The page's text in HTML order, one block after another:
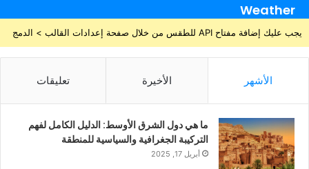
Weather
يجب عليك إضافة مفتاح API للطقس من خلال صفحة إعدادات القالب > الدمج
الأشهر الأخيرة تعليقات
ما هي دول الشرق الأوسط: الدليل الكامل لفهم
التركيبة الجغرافية والسياسية للمنطقة
أبريل 17, 2025